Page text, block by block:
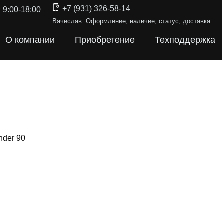
9:00-18:00 +7 (931) 326-58-14
Вячеслав: Оформление, наличие, статус, доставка
О компании Приобретение Техподдержка
90